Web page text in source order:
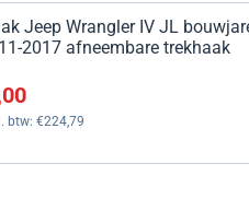
Jeep Wrangler IV JL
2017 afneembare trekhaak
exclusief btw: 224,79
btw: €224,79